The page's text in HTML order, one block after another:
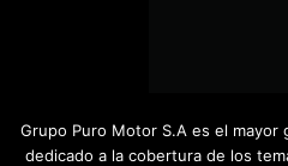
Grupo Puro Motor S.A es el mayor
dedicado a la cobertura de los